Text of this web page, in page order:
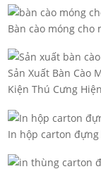
Bàn cào móng
Sản Xuất Bàn Cào
Kiện Thú Cưng
In hộp carton